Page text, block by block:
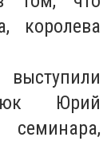
королева
Юрий